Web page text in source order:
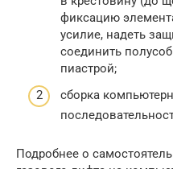
фиксацию
усилие, надеть
соединить
пиастрой;
сборка
Подробнее о